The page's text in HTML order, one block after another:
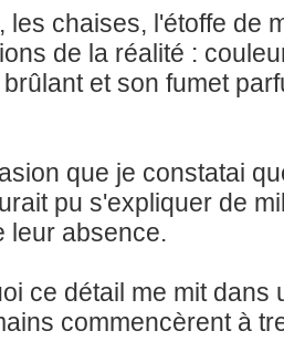
les chaises, l'étoffe de
de la réalité :
et son fumet
que je constatai
pu s'expliquer de
leur absence.
ce détail me mit dans
commencèrent à